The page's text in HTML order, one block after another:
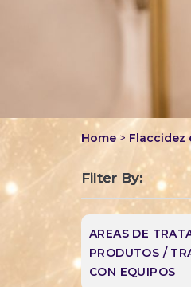
Home > Flaccidez
Filter By:
AREAS DE
PRODUTOS /
CON EQUIPOS